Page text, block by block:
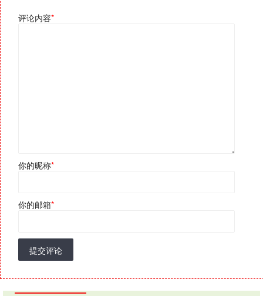
评论内容*
你的昵称*
你的邮箱*
提交评论